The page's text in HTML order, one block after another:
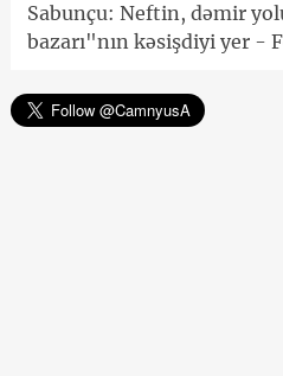
Sabunçu: Neftin, dəmir
bazarı"nın kəsişdiyi yer -